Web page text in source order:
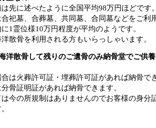
先に述べたように全国平均98万円ほどです
祀墓、合葬墓、共同墓、合同墓などをご利
1霊位様10万円程度が平均のようです。
散骨を利用される方もいらっしゃいます。
洋散骨して残りのご遺骨のみ納骨堂でご供
は火葬許可証・埋葬許可証があれば納骨で
骨証明証があれば納骨できます。
今の所規制はありませんのでお客様の身分